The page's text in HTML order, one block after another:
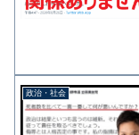
政治・社会